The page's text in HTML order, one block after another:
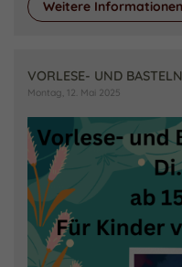
Weitere Informationen
VORLESE- UND
Montag, 12. Mai 2025